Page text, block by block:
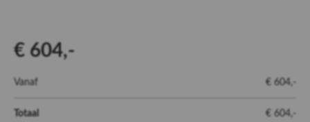
€ 604,-
Vanaf € 604,-
Totaal € 604,-